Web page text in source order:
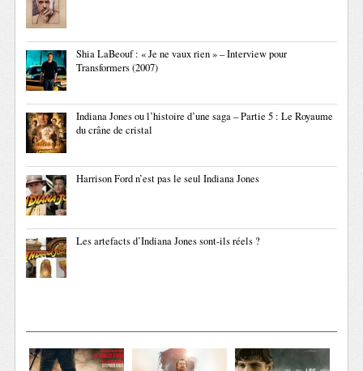
Shia LaBeouf : « Je ne vaux rien » – Interview pour
Transformers (2007)
Indiana Jones ou l’histoire d’une saga – Partie 5 : Le Royaume
du crâne de cristal
Harrison Ford n’est pas le seul Indiana Jones
Les artefacts d’Indiana Jones sont-ils réels ?